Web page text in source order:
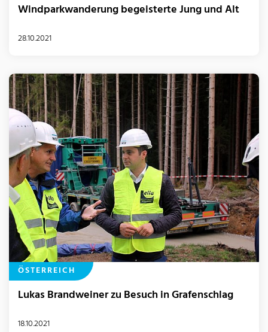
Windparkwanderung begeisterte Jung und Alt
28.10.2021
ÖSTERREICH
Lukas Brandweiner zu Besuch in Grafenschlag
18.10.2021